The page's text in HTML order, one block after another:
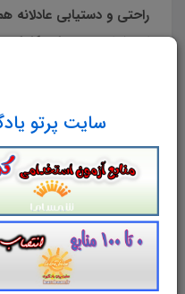
سایت پرتو
راحتی و دستیابی عادلانه
استخدامی به منابع
شرح مشخصات
جزوه